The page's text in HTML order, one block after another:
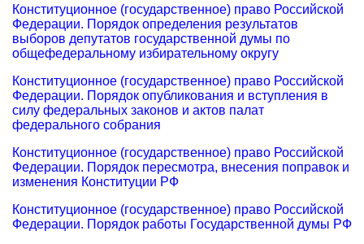
Конституционное (государственное) право Российской
Федерации. Порядок определения результатов
выборов депутатов государственной думы по
общефедеральному избирательному округу
Конституционное (государственное) право Российской
Федерации. Порядок опубликования и вступления в
силу федеральных законов и актов палат
федерального собрания
Конституционное (государственное) право Российской
Федерации. Порядок пересмотра, внесения поправок и
изменения Конституции РФ
Конституционное (государственное) право Российской
Федерации. Порядок работы Государственной думы РФ